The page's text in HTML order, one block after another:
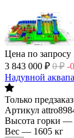
Цена по запросу
3 843 000 ₽ 0 ₽ -
Надувной
Только предзаказ
Артикул
Высота горки —
Вес — 1605 кг